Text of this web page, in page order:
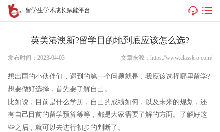
留学生学术成长赋能平台
英美港澳新?留学目的地到底应该怎么选?
发布时间：2023-04-03 文章来源：https://www.classbro.com/
想出国的小伙伴们，遇到的第一个问题就是，我应该选择哪里留学?
想要做好选择，首先要了解自己。
比如说，目前是什么学历，自己的成绩如何，以及未来的规划，还
有自己目前的留学预算等等，都是大家需要了解的方面。了解好这
些之后，就可以去进行初步的判断了。